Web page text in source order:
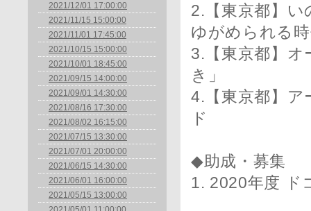
2021/12/01 17:00:00
2021/11/15 15:00:00
2021/11/01 17:45:00
2021/10/15 15:00:00
2021/10/01 18:45:00
2021/09/15 14:00:00
2021/09/01 14:30:00
2021/08/16 17:30:00
2021/08/02 16:15:00
2021/07/15 13:30:00
2021/07/01 20:00:00
2021/06/15 14:30:00
2021/06/01 16:00:00
2021/05/15 13:00:00
2.【東京都】
ゆがめられる
3.【東京都】
き」
4.【東京都】ア
ド
◆助成・募集
1. 2020年度 ド